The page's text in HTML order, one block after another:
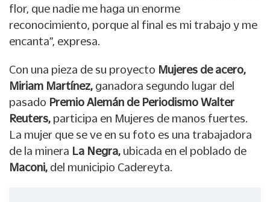
flor, que nadie me haga un enorme
reconocimiento, porque al final es mi trabajo y me
encanta”, expresa.
Con una pieza de su proyecto Mujeres de acero,
Miriam Martínez, ganadora segundo lugar del
pasado Premio Alemán de Periodismo Walter
Reuters, participa en Mujeres de manos fuertes.
La mujer que se ve en su foto es una trabajadora
de la minera La Negra, ubicada en el poblado de
Maconi, del municipio Cadereyta.